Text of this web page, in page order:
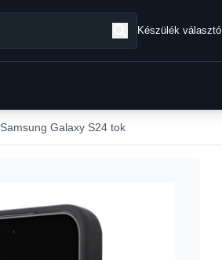
Készülék választó
Samsung Galaxy S24 tok